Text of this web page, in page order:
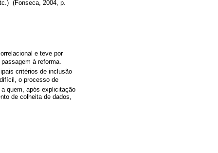
 (Fonseca, 2004, p.
e teve por
à reforma.
critérios de inclusão
o processo de
quem, após explicitação
de colheita de dados,